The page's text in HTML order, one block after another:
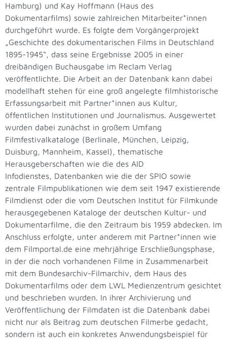
Hamburg) und Kay Hoffmann (Haus des
Dokumentarfilms) sowie zahlreichen Mitarbeiter*innen
durchgeführt wurde. Es folgte dem Vorgängerprojekt
„Geschichte des dokumentarischen Films in Deutschland
1895-1945“, dass seine Ergebnisse 2005 in einer
dreibändigen Buchausgabe im Reclam Verlag
veröffentlichte. Die Arbeit an der Datenbank kann dabei
modellhaft stehen für eine groß angelegte filmhistorische
Erfassungsarbeit mit Partner*innen aus Kultur,
öffentlichen Institutionen und Journalismus. Ausgewertet
wurden dabei zunächst in großem Umfang
Filmfestivalkataloge (Berlinale, München, Leipzig,
Duisburg, Mannheim, Kassel), thematische
Herausgeberschaften wie die des AID
Infodienstes, Datenbanken wie die der SPIO sowie
zentrale Filmpublikationen wie dem seit 1947 existierende
Filmdienst oder die vom Deutschen Institut für Filmkunde
herausgegebenen Kataloge der deutschen Kultur- und
Dokumentarfilme, die den Zeitraum bis 1959 abdecken. Im
Anschluss erfolgte, unter anderem mit Partner*innen wie
dem Filmportal.de eine mehrjährige Erschließungsphase,
in der die noch vorhandenen Filme in Zusammenarbeit
mit dem Bundesarchiv-Filmarchiv, dem Haus des
Dokumentarfilms oder dem LWL Medienzentrum gesichtet
und beschrieben wurden. In ihrer Archivierung und
Veröffentlichung der Filmdaten ist die Datenbank dabei
nicht nur als Beitrag zum deutschen Filmerbe gedacht,
sondern ist auch ein konkretes Anwendungsbeispiel für